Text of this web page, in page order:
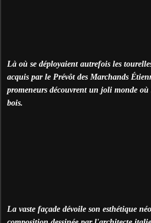
Là où se déployaient autrefois les
acquis par le Prévôt des Marchands
promeneurs découvrent un joli monde où
bois.
La vaste façade dévoile son esthétique